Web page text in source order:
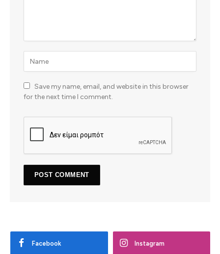
Save my name, email, and website in this browser
for the next time I comment.
Facebook Instagram